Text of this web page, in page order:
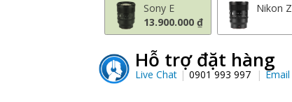
Sony E
13.900.000 ₫
Nikon Z
Hỗ trợ đặt hàng
Live Chat 0901 993 997 Email